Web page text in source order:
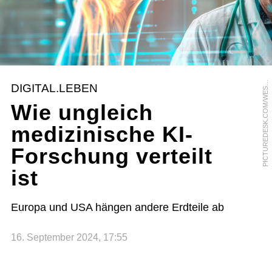
P
I
C
T
U
R
E
D
E
S
K
.
C
O
M
/
W
E
S
T
E
N
D
6
1
/
U
W
E
U
M
S
T
Ä
T
T
E
R
DIGITAL.LEBEN
Wie ungleich
medizinische KI-
Forschung verteilt
ist
Europa und USA hängen andere Erdteile ab
16. September 2024, 17:55